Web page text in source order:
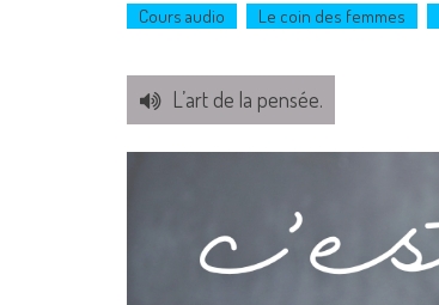
Cours audio Le coin des femmes
L’art de la pensée.